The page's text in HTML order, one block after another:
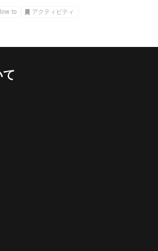
to アクティビティ